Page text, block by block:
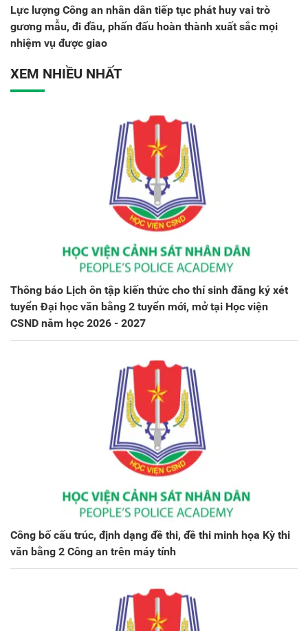
Lực lượng Công an nhân dân tiếp tục phát huy vai trò
gương mẫu, đi đầu, phấn đấu hoàn thành xuất sắc mọi
nhiệm vụ được giao
XEM NHIỀU NHẤT
Thông báo Lịch ôn tập kiến thức cho thí sinh đăng ký xét
tuyển Đại học văn bằng 2 tuyển mới, mở tại Học viện
CSND năm học 2026 - 2027
Công bố cấu trúc, định dạng đề thi, đề thi minh họa Kỳ thi
văn bằng 2 Công an trên máy tính